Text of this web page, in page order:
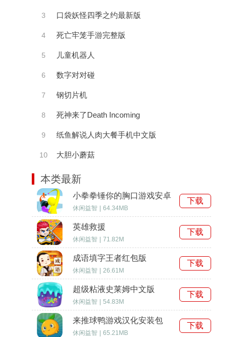
3 口袋妖怪四季之约最新版
4 死亡牢笼手游完整版
5 儿童机器人
6 数字对对碰
7 钢切片机
8 死神来了Death Incoming
9 纸鱼解说人肉大餐手机中文版
10 大胆小蘑菇
本类最新
小拳拳锤你的胸口游戏安卓
中文版
休闲益智 64.34MB
下载
英雄救援
休闲益智 71.82M
下载
成语填字王者红包版
休闲益智 26.61M
下载
超级粘液史莱姆中文版
休闲益智 54.83M
下载
来推球鸭游戏汉化安装包
休闲益智 65.21MB
下载